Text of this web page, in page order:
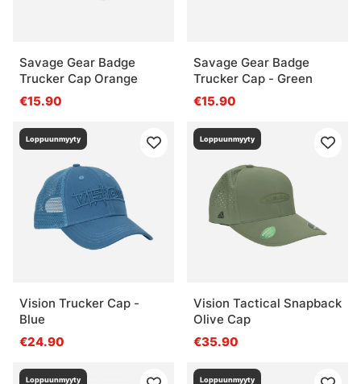
Savage Gear Badge
Trucker Cap Orange
€15.90
Savage Gear Badge
Trucker Cap - Green
€15.90
Loppuunmyyty
Vision Trucker Cap -
Blue
€24.90
Loppuunmyyty
Vision Tactical Snapback
Olive Cap
€35.90
Loppuunmyyty Loppuunmyyty